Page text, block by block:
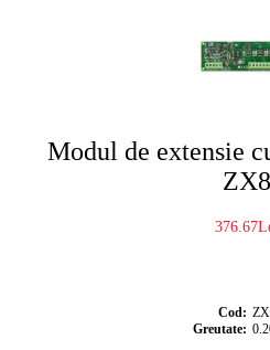
Modul de extensie
ZX8
Cod:
Greutate: